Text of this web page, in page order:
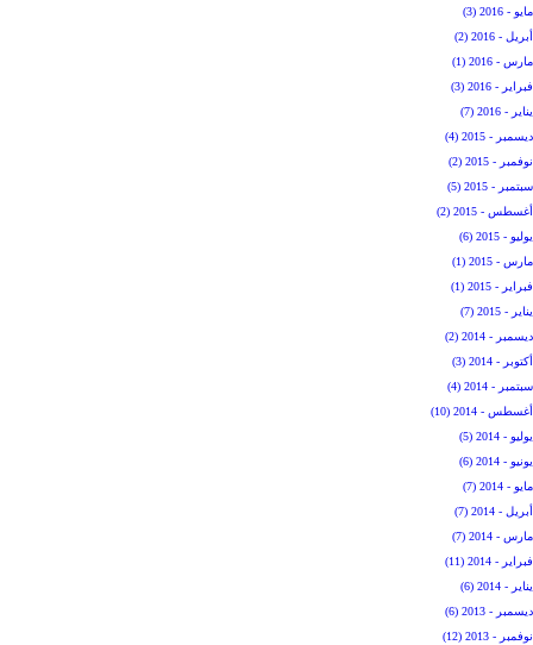
مايو - 2016 (3)
أبريل - 2016 (2)
مارس - 2016 (1)
فبراير - 2016 (3)
يناير - 2016 (7)
ديسمبر - 2015 (4)
نوفمبر - 2015 (2)
سبتمبر - 2015 (5)
أغسطس - 2015 (2)
يوليو - 2015 (6)
مارس - 2015 (1)
فبراير - 2015 (1)
يناير - 2015 (7)
ديسمبر - 2014 (2)
أكتوبر - 2014 (3)
سبتمبر - 2014 (4)
أغسطس - 2014 (10)
يوليو - 2014 (5)
يونيو - 2014 (6)
مايو - 2014 (7)
أبريل - 2014 (7)
مارس - 2014 (7)
فبراير - 2014 (11)
يناير - 2014 (6)
ديسمبر - 2013 (6)
نوفمبر - 2013 (12)